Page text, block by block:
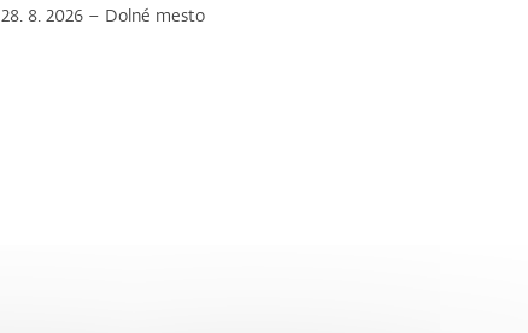
28. 8. 2026 – Dolné mesto